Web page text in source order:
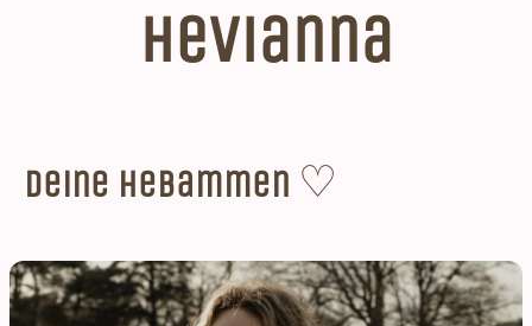
Hevianna
Deine Hebammen ♡